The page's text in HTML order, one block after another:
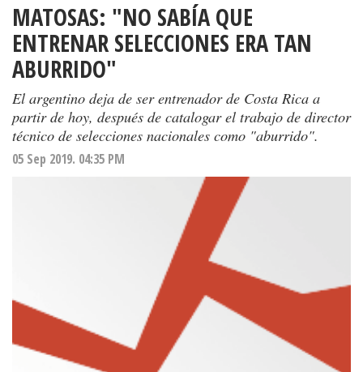
MATOSAS: "NO SABÍA QUE
ENTRENAR SELECCIONES ERA TAN
ABURRIDO"
El argentino deja de ser entrenador de Costa Rica a
partir de hoy, después de catalogar el trabajo de director
técnico de selecciones nacionales como "aburrido".
05 Sep 2019. 04:35 PM